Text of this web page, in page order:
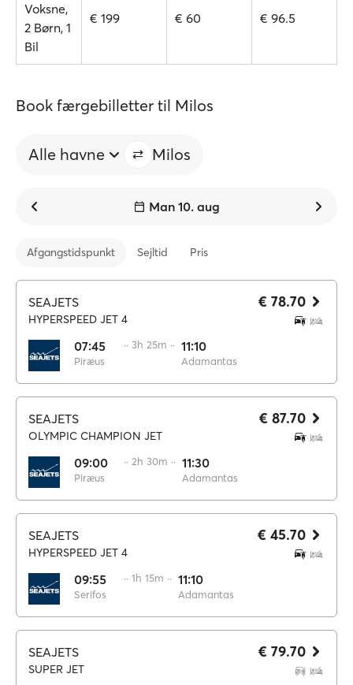
Voksne,
2 Børn, 1
Bil
€ 199 € 60 € 96.5
Book færgebilletter til Milos
Alle havne Milos
Man 10. aug
Afgangstidspunkt Sejltid Pris
SEAJETS
HYPERSPEED JET 4
07:45
Piræus
·· 3h 25m ·· 11:10
Adamantas
€ 78.70
SEAJETS
OLYMPIC CHAMPION JET
09:00
Piræus
·· 2h 30m ·· 11:30
Adamantas
€ 87.70
SEAJETS
HYPERSPEED JET 4
09:55
Serifos
·· 1h 15m ·· 11:10
Adamantas
€ 45.70
SEAJETS
SUPER JET
€ 79.70